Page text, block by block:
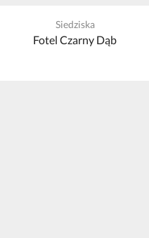
Siedziska
Fotel Czarny Dąb